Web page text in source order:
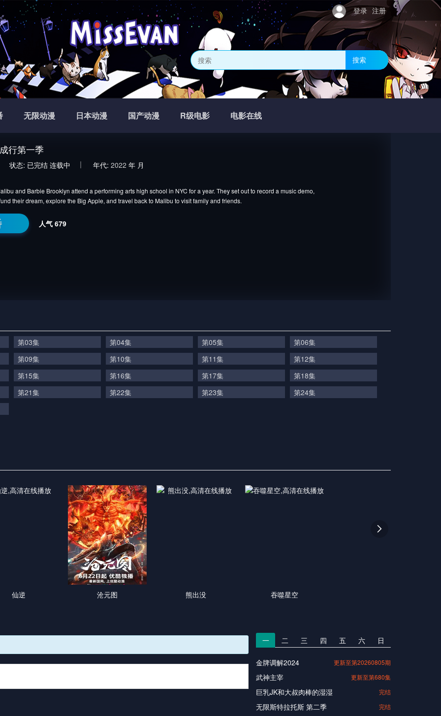
登录 注册
搜索
无限动漫 日本动漫 国产动漫 R级电影 电影在线
行第一季
状态: 已完结 连载中 年代: 2022 年 月
and Barbie Brooklyn attend a performing arts high school in NYC for a year. They set out to record a music demo,
their dream, explore the Big Apple, and travel back to Malibu to visit family and friends.
人气 679
第03集 第04集 第05集
第06集
第09集
第10集 第11集
第12集
第15集
第16集 第17集
第18集
第21集
第22集 第23集 第24集
仙逆 沧元图 熊出没 吞噬星空

一 二 三 四 五 六 日
金牌调解2024 更新至第20260805期
武神主宰 更新至第680集
巨乳JK和大叔肉棒的湿湿 完结
无限斯特拉托斯 第二季 完结